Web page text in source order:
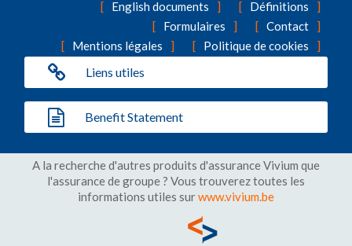
English documents
Définitions
Formulaires
Contact
Mentions légales
Politique de cookies
Liens utiles
Benefit Statement
A la recherche d'autres produits d'assurance Vivium que
l'assurance de groupe ? Vous trouverez toutes les
informations utiles surwww.vivium.be